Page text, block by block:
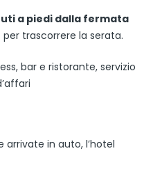
a piedi dalla fermata
trascorrere la serata.
bar e ristorante, servizio
arrivate in auto, l’hotel